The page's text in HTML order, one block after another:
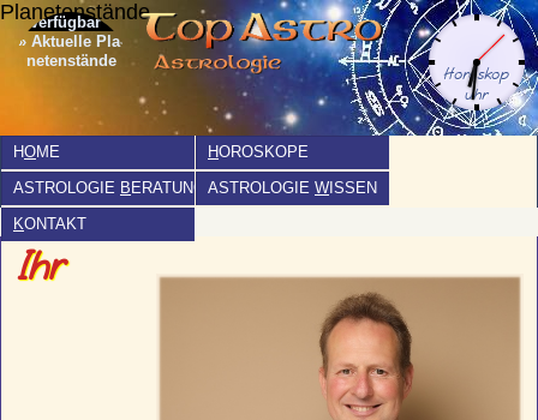
Planetenstände
» Aktuelle Pla­
netenstände
HOME HOROSKOPE
ASTROLOGIE B ERATUNG ASTROLOGIE W ISSEN
KONTAKT
Ihr